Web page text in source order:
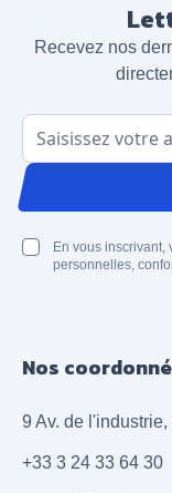
Recevez nos
Adresse email
En vous inscrivant,
personnelles,
Nos
9 Av. de
+33 3 24 33 64 30